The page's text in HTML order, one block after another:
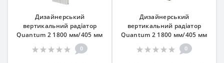
Дизайнерський
вертикальний радіатор
Quantum 2 1800 мм/405 мм
Білий МАТ RAL 9016М підк.
№99
0
Дизайнерський
вертикальний радіатор
Quantum 2 1800 мм/405 мм
Чорний МАТ RAL 9005М підк.
№99
0